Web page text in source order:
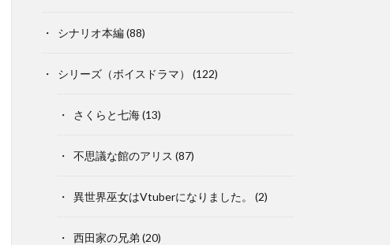
シナリオ本編(88)
シリーズ（ボイスドラマ） (122)
さくらと七海(13)
不思議な館のアリス (87)
異世界巫女はVtuberになりました。 (2)
西田家の兄弟 (20)